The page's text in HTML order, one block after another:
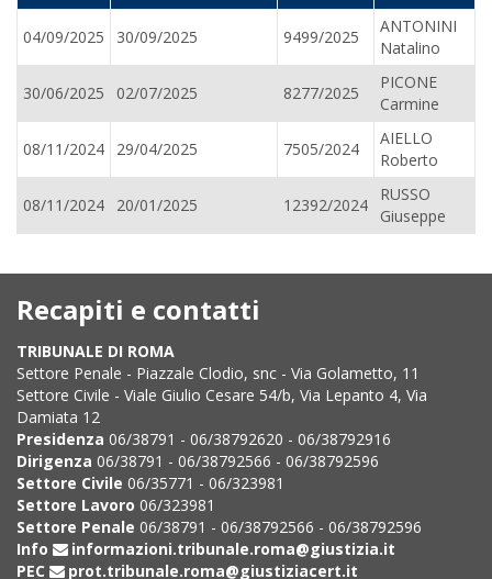
04/09/2025 30/09/2025 9499/2025
ANTONINI
Natalino
30/06/2025 02/07/2025 8277/2025
PICONE
Carmine
08/11/2024 29/04/2025 7505/2024
AIELLO
Roberto
08/11/2024 20/01/2025 12392/2024
RUSSO
Giuseppe
Recapiti e contatti
TRIBUNALE DI ROMA
Settore Penale - Piazzale Clodio, snc - Via Golametto, 11
Settore Civile - Viale Giulio Cesare 54/b, Via Lepanto 4, Via
Damiata 12
Presidenza 06/38791 - 06/38792620 - 06/38792916
Dirigenza 06/38791 - 06/38792566 - 06/38792596
Settore Civile 06/35771 - 06/323981
Settore Lavoro 06/323981
Settore Penale 06/38791 - 06/38792566 - 06/38792596
Info
informazioni.tribunale.roma@giustizia.it
PEC
prot.tribunale.roma@giustiziacert.it